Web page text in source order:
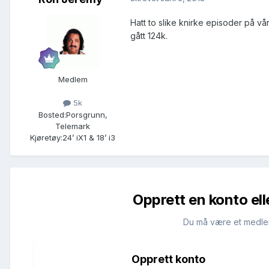
Medlem
5k
Bosted:Porsgrunn,
Telemark
Kjøretøy:24’ iX1 & 18’ i3
Hatt to slike knirke episoder på
gått 124k.
Opprett en konto
Du må være et
Opprett konto